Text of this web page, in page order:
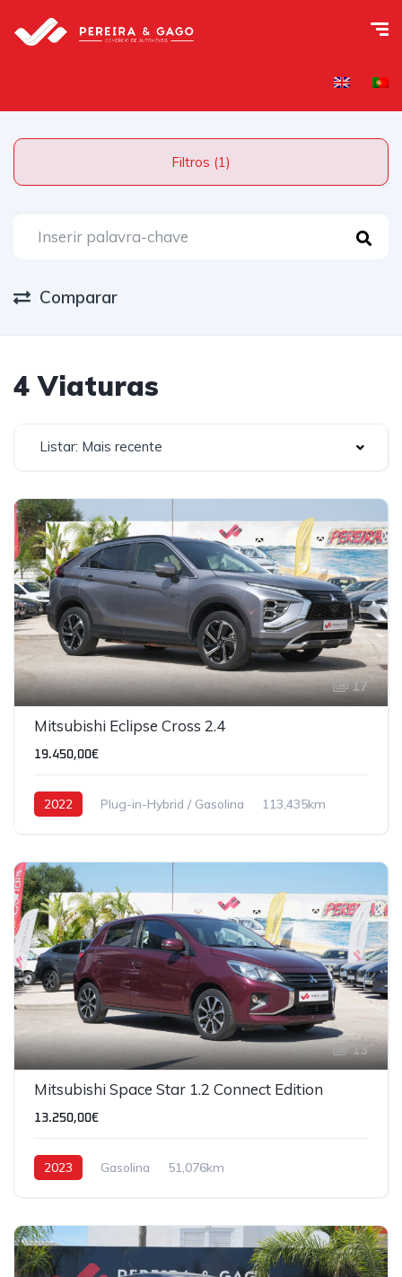
Filtros (1)
Comparar
4 Viaturas
Listar: Mais recente
17
Mitsubishi Eclipse Cross 2.4
19.450,00€
2022 Plug-in-Hybrid / Gasolina 113,435km
13
Mitsubishi Space Star 1.2 Connect Edition
13.250,00€
2023 Gasolina 51,076km